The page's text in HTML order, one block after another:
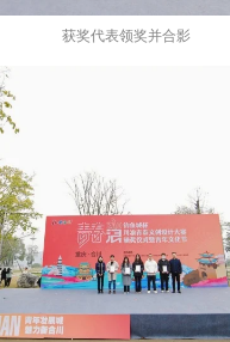
获奖代表领奖并合影